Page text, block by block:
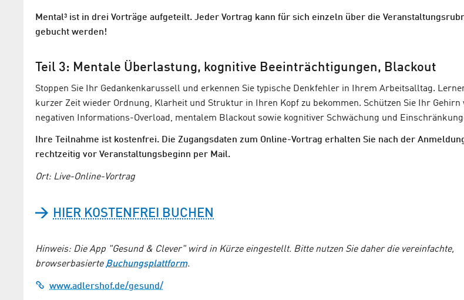
Mental³ ist in drei Vorträge aufgeteilt. Jeder Vortrag kann für sich einzeln über die
gebucht werden!
Teil 3: Mentale Überlastung, kognitive Beeinträchtigungen, Blackout
Stoppen Sie Ihr Gedankenkarussell und erkennen Sie typische Denkfehler in Ihrem Arbeitsalltag.
kurzer Zeit wieder Ordnung, Klarheit und Struktur in Ihren Kopf zu bekommen. Schützen Sie Ihr Gehirn
negativen Informations-Overload, mentalem Blackout sowie kognitiver Schwächung und
Ihre Teilnahme ist kostenfrei. Die Zugangsdaten zum Online-Vortrag erhalten Sie nach der
rechtzeitig vor Veranstaltungsbeginn per Mail.
Ort: Live-Online-Vortrag
HIER KOSTENFREI BUCHEN
Hinweis: Die App "Gesund & Clever" wird in Kürze eingestellt. Bitte nutzen Sie daher die vereinfachte,
browserbasierte Buchungsplattform.
www.adlershof.de/gesund/